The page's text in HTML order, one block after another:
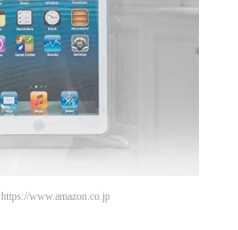
https://www.amazon.co.jp